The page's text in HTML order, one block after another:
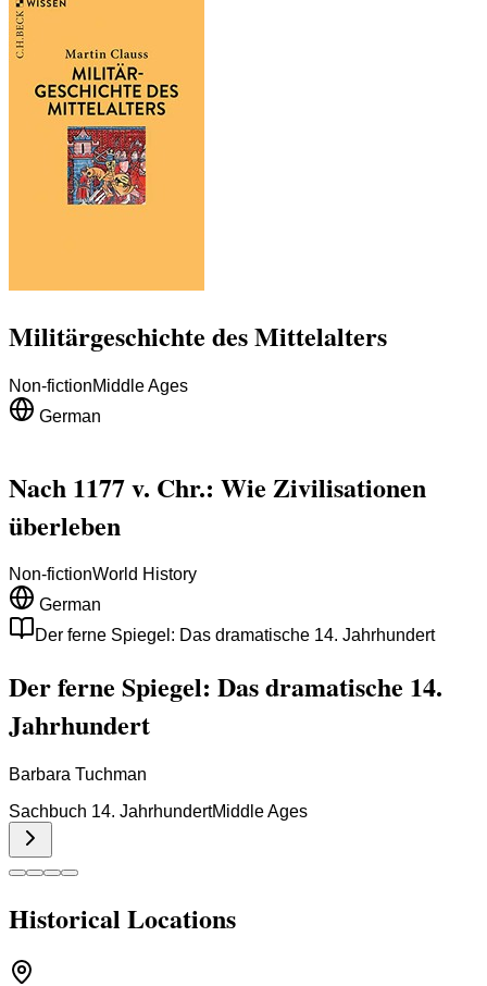
Militärgeschichte des Mittelalters
Non-fictionMiddle Ages
German
Nach 1177 v. Chr.: Wie Zivilisationen
überleben
Non-fictionWorld History
German
Der ferne Spiegel: Das dramatische 14. Jahrhundert
Der ferne Spiegel: Das dramatische 14.
Jahrhundert
Barbara Tuchman
Sachbuch 14. JahrhundertMiddle Ages
Historical Locations